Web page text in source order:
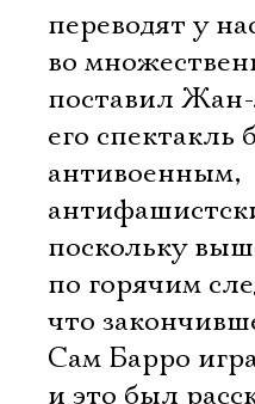
переводят у
во
поставил
его спектакль
антивоенным,
поскольку
по горячим
что
Сам Барро
и это был